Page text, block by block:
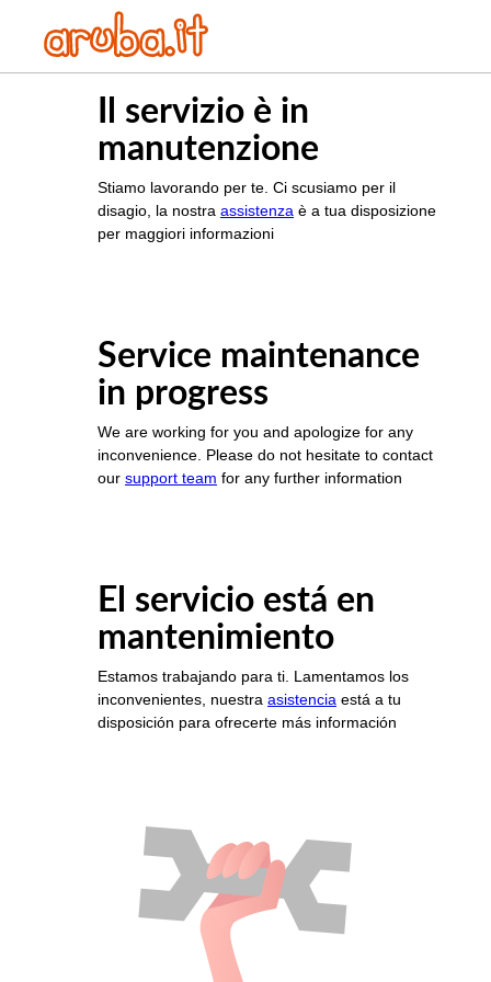
Il servizio è in
manutenzione
Stiamo lavorando per te. Ci scusiamo per il
disagio, la nostra assistenza è a tua disposizione
per maggiori informazioni
Service maintenance
in progress
We are working for you and apologize for any
inconvenience. Please do not hesitate to contact
our support team for any further information
El servicio está en
mantenimiento
Estamos trabajando para ti. Lamentamos los
inconvenientes, nuestra asistencia está a tu
disposición para ofrecerte más información